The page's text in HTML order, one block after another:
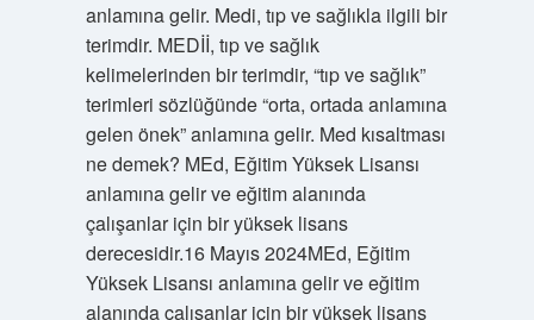
anlamına gelir. Medi, tıp ve sağlıkla ilgili bir
terimdir. MEDİİ, tıp ve sağlık
kelimelerinden bir terimdir, “tıp ve sağlık”
terimleri sözlüğünde “orta, ortada anlamına
gelen önek” anlamına gelir. Med kısaltması
ne demek? MEd, Eğitim Yüksek Lisansı
anlamına gelir ve eğitim alanında
çalışanlar için bir yüksek lisans
derecesidir.16 Mayıs 2024MEd, Eğitim
Yüksek Lisansı anlamına gelir ve eğitim
alanında çalışanlar için bir yüksek lisans